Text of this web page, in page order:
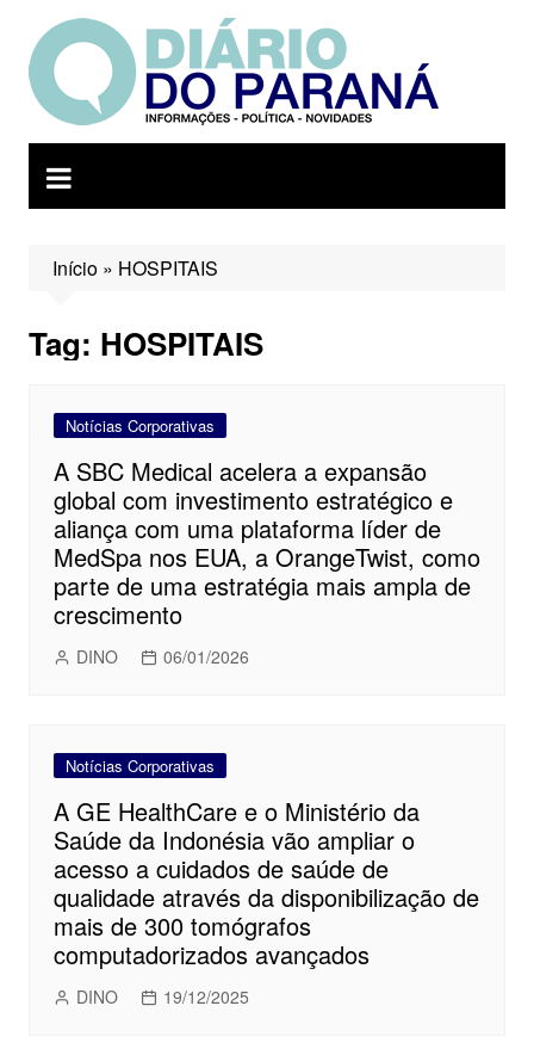
para
conteúdo
Início» HOSPITAIS
Tag: HOSPITAIS
Notícias Corporativas
A SBC Medical acelera a expansão
global com investimento estratégico e
aliança com uma plataforma líder de
MedSpa nos EUA, a OrangeTwist, como
parte de uma estratégia mais ampla de
crescimento
DINO 06/01/2026
Notícias Corporativas
A GE HealthCare e o Ministério da
Saúde da Indonésia vão ampliar o
acesso a cuidados de saúde de
qualidade através da disponibilização de
mais de 300 tomógrafos
computadorizados avançados
DINO 19/12/2025